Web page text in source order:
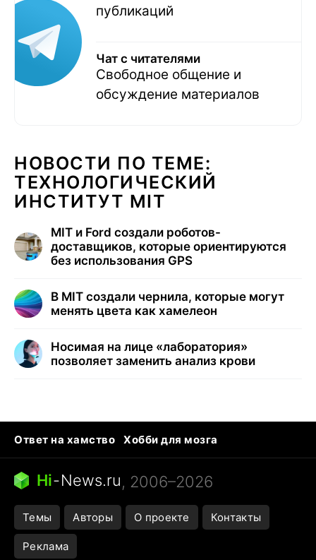
публикаций
Чат с читателями
Свободное общение и
обсуждение материалов
НОВОСТИ ПО ТЕМЕ:
ТЕХНОЛОГИЧЕСКИЙ
ИНСТИТУТ MIT
MIT и Ford создали роботов-
доставщиков, которые ориентируются
без использования GPS
В MIT создали чернила, которые могут
менять цвета как хамелеон
Носимая на лице «лаборатория»
позволяет заменить анализ крови
Ответ на хамство
Хобби для мозга
Бензин 100 vs 95
Тунцы в океанариуме
Следующая пандемия
Hi-News.ru, 2006–2026
Темы Авторы О проекте Контакты
Реклама